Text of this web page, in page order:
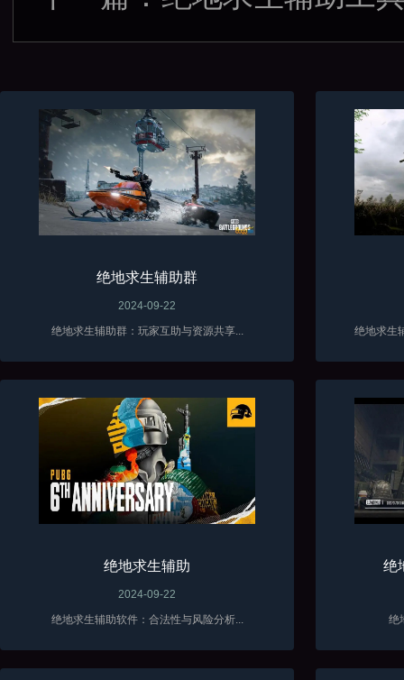
绝地求生辅助群
2024-09-22
绝地求生辅助群：玩家互助与资源共享...
绝地求生
绝地求生辅助
2024-09-22
绝地求生辅助软件：合法性与风险分析...
绝
绝